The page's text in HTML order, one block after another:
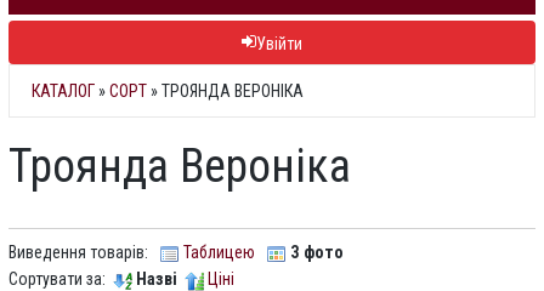
Увійти
КАТАЛОГ »СОРТ » ТРОЯНДА ВЕРОНІКА
Троянда Вероніка
Виведення товарів: Таблицею
З фото
Сортувати за:
Назві Ціні